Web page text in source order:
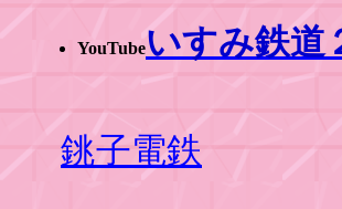
YouTubeいすみ鉄
銚子電鉄